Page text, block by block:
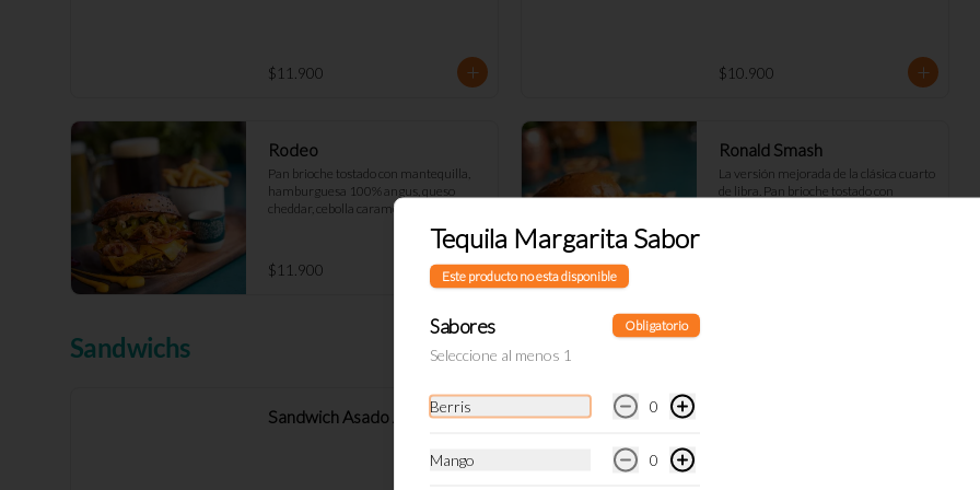
$11.900 $10.900
Rodeo
Pan brioche tostado con mantequilla,
hamburguesa 100% angus, queso
cheddar, cebolla caramelizada, tocino,
relish y mayo Déjà Vu. (Doble
$11.900
Ronald Smash
La versión mejorada de la clásica cuarto
de libra. Pan brioche tostado con
Sandwichs
Sandwich Asado Ahumado
Tequila Margarita Sabor
Este producto no esta disponible
Sabores Obligatorio
Seleccione al menos 1
Berris 0
Mango 0